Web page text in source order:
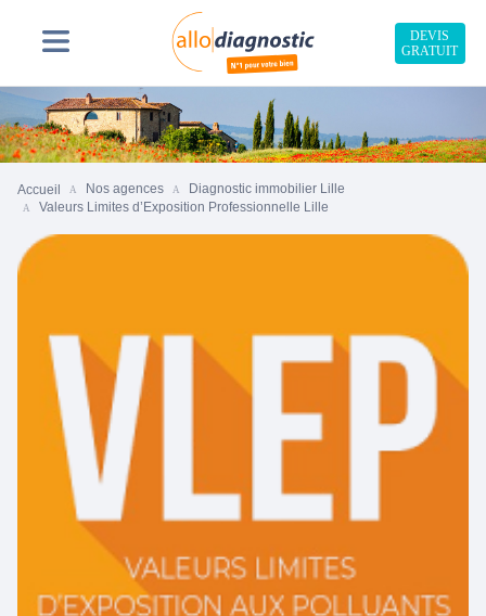
DEVIS
GRATUIT
Accueil Nos agences
Diagnostic immobilier Lille
Valeurs Limites d’Exposition Professionnelle Lille